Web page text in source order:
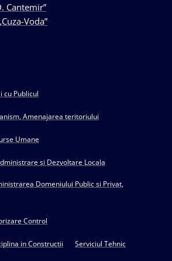
Cantemir”
Voda”
cu Publicul
Amenajarea teritoriului
Umane
si Dezvoltare Locala
Domeniului Public si Privat,
Control
in Constructii Serviciul Tehnic